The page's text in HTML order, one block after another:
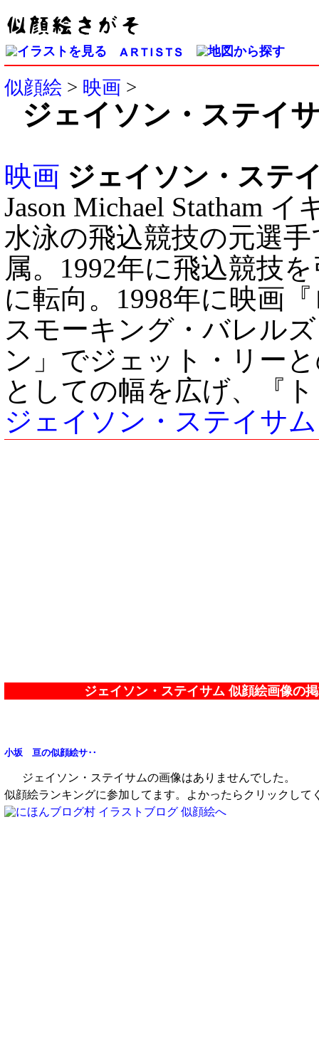
似顔絵 > 映画 >
ジェイソン・ステイ
映画 ジェイソン・ステ
Jason Michael Statham
水泳の飛込競技の元選
属。1992年に飛込競技
に転向。1998年に映画
スモーキング・バレル
ン」でジェット・リー
としての幅を広げ、『ト
ジェイソン・ステイサ
ジェイソン・ステイサム 似顔絵画像の
小坂 亘の似顔絵サ‥
ジェイソン・ステイサムの画像はありませんでした。
似顔絵ランキングに参加してます。よかったらクリックして